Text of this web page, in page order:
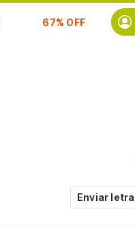
Suscríbete
Enviar